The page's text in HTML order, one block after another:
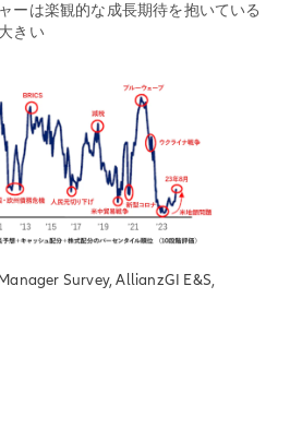
ーは楽観的な成長期待を抱いている
きい
Survey, AllianzGI E&S,